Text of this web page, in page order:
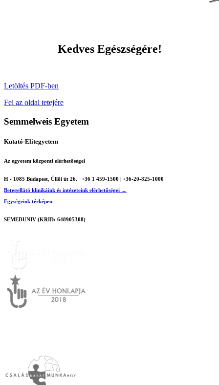
Kedves Egészségére!
Letöltés PDF-ben
Fel az oldal tetejére
Semmelweis Egyetem
Kutató-Elitegyetem
Az egyetem központi elérhetőségei
H - 1085 Budapest, Üllői út 26.
+36 1 459-1500 | +36-20-825-1000
Betegellátó klinikáink és intézeteink elérhetőségei →
Egységeink térképen
SEMEDUNIV (KRID: 648905308)